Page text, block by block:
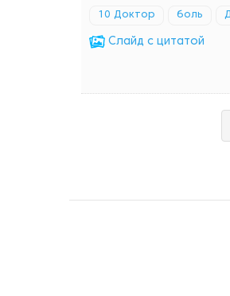
10 Доктор боль
Cлайд с цитатой